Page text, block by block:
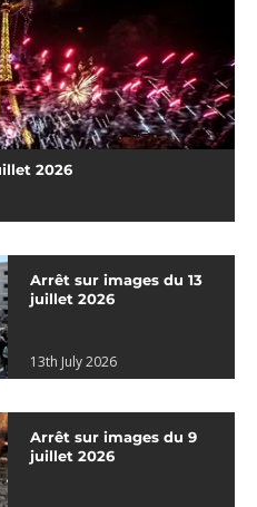
2026
Arrêt sur images du 13
juillet 2026
13th July 2026
Arrêt sur images du 9
juillet 2026